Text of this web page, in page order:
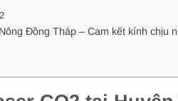
Đồng Tháp – Cam kết kính chịu